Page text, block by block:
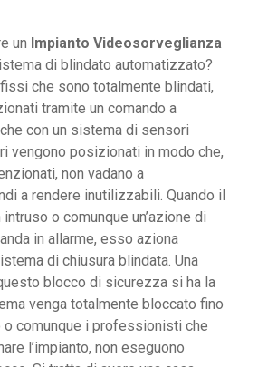
un Impianto Videosorveglianza
di blindato automatizzato?
che sono totalmente blindati,
tramite un comando a
con un sistema di sensori
vengono posizionati in modo che,
non vadano a
a rendere inutilizzabili. Quando il
o comunque un’azione di
in allarme, esso aziona
di chiusura blindata. Una
blocco di sicurezza si ha la
venga totalmente bloccato fino
o comunque i professionisti che
l’impianto, non eseguono